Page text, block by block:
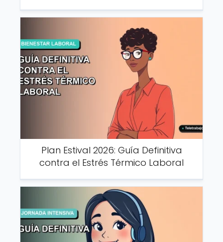
Plan Estival 2026: Guía Definitiva
contra el Estrés Térmico Laboral